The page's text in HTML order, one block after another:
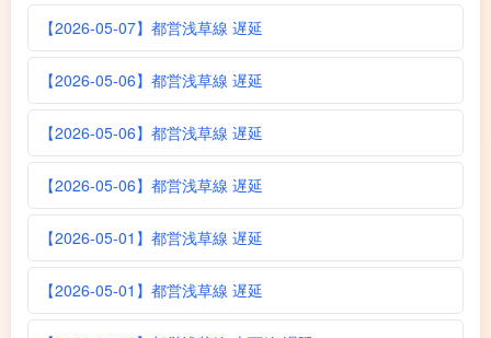
【2026-05-07】都営浅草線 遅延
【2026-05-06】都営浅草線 遅延
【2026-05-06】都営浅草線 遅延
【2026-05-06】都営浅草線 遅延
【2026-05-01】都営浅草線 遅延
【2026-05-01】都営浅草線 遅延